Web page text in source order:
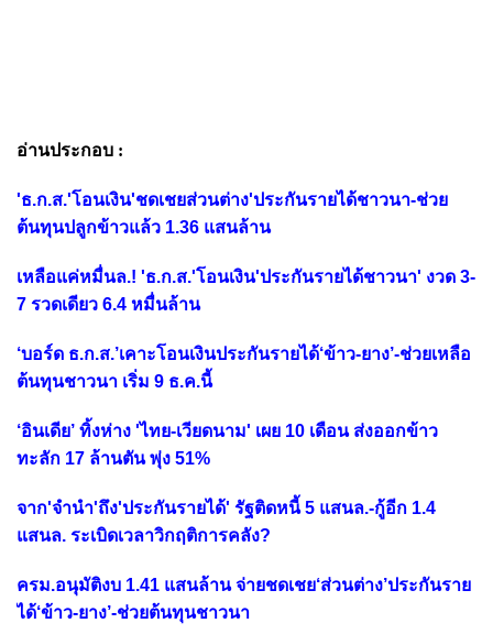
อ่านประกอบ :
'ธ.ก.ส.'โอนเงิน'ชดเชยส่วนต่าง'ประกันรายได้ชาวนา-ช่วย
ต้นทุนปลูกข้าวแล้ว 1.36 แสนล้าน
เหลือแค่หมื่นล.! 'ธ.ก.ส.'โอนเงิน'ประกันรายได้ชาวนา' งวด 3-
7 รวดเดียว 6.4 หมื่นล้าน
‘บอร์ด ธ.ก.ส.’เคาะโอนเงินประกันรายได้‘ข้าว-ยาง’-ช่วยเหลือ
ต้นทุนชาวนา เริ่ม 9 ธ.ค.นี้
‘อินเดีย’ ทิ้งห่าง 'ไทย-เวียดนาม' เผย 10 เดือน ส่งออกข้าว
ทะลัก 17 ล้านตัน พุ่ง 51%
จาก'จำนำ'ถึง'ประกันรายได้' รัฐติดหนี้ 5 แสนล.-กู้อีก 1.4
แสนล. ระเบิดเวลาวิกฤติการคลัง?
ครม.อนุมัติงบ 1.41 แสนล้าน จ่ายชดเชย‘ส่วนต่าง’ประกันราย
ได้‘ข้าว-ยาง’-ช่วยต้นทุนชาวนา